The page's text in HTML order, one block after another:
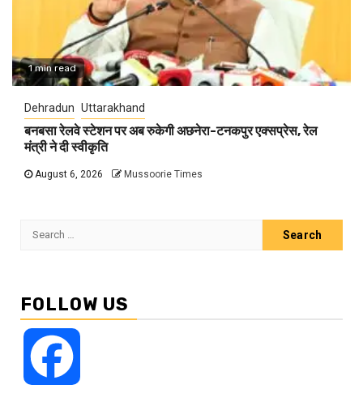
1 min read
Dehradun Uttarakhand
बनबसा रेलवे स्टेशन पर अब रुकेगी अछनेरा-टनकपुर एक्सप्रेस, रेल
मंत्री ने दी स्वीकृति
August 6, 2026 Mussoorie Times
Search
FOLLOW US